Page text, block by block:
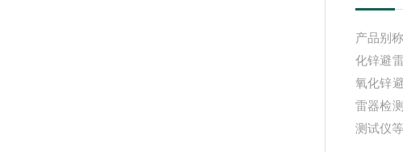
产品别
化锌避
氧化锌
雷器检
测试仪等